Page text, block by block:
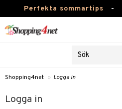
Perfekta sommartips -
Kontaktlinser
Hälsokost
Shopping4net » Logga in
Logga in